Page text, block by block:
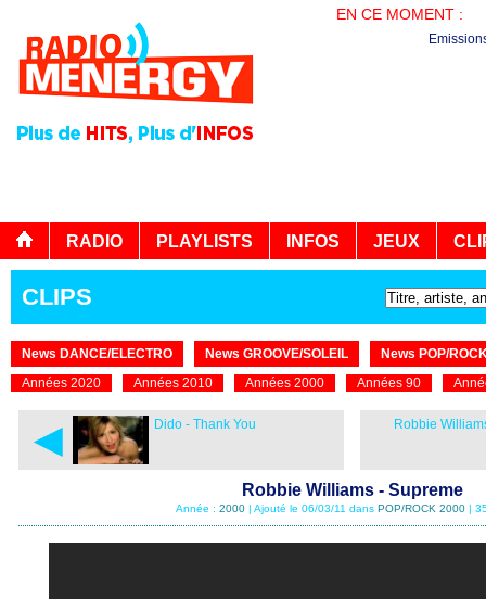
EN CE MOMENT :
RADIO PLAYLISTS INFOS JEUX
CLIPS
News DANCE/ELECTRO News GROOVE/SOLEIL
News POP/
Années 2020
Années 2010 Années 2000 Années 90
◄ Dido - Thank You Robbie
Robbie Williams - Supreme
Année : 2000 | Ajouté le 06/03/11 dans POP/ROCK 2000 |